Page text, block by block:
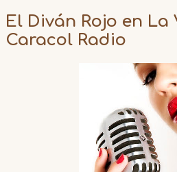
El Diván Rojo en La
Caracol Radio